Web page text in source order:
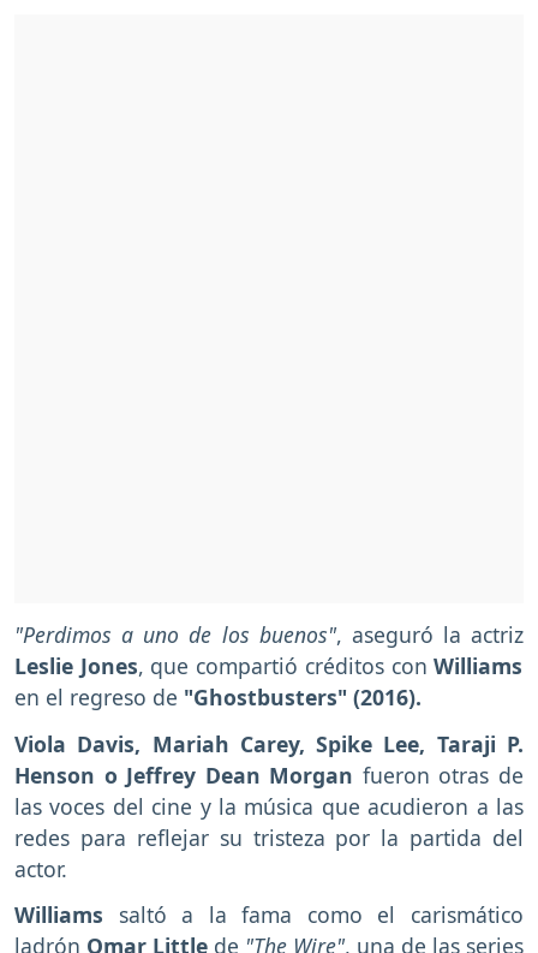
"Perdimos a uno de los buenos", aseguró la actriz
Leslie Jones, que compartió créditos conWilliams
en el regreso de "Ghostbusters" (2016).
Viola Davis, Mariah Carey, Spike Lee, Taraji P.
Henson o Jeffrey Dean Morgan fueron otras de
las voces del cine y la música que acudieron a las
redes para reflejar su tristeza por la partida del
actor.
Williams saltó a la fama como el carismático
ladrón Omar Little de "The Wire", una de las series